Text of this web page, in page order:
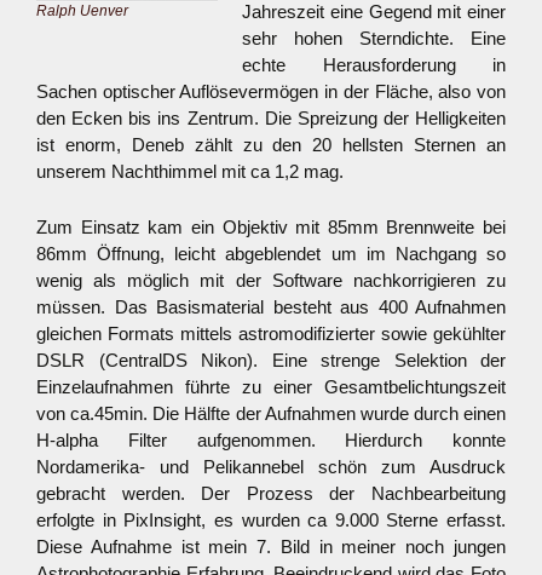
Ralph Uenver
Jahreszeit eine Gegend mit einer
sehr hohen Sterndichte. Eine
echte Herausforderung in
Sachen optischer Auflösevermögen in der Fläche, also von
den Ecken bis ins Zentrum. Die Spreizung der Helligkeiten
ist enorm, Deneb zählt zu den 20 hellsten Sternen an
unserem Nachthimmel mit ca 1,2 mag.
Zum Einsatz kam ein Objektiv mit 85mm Brennweite bei
86mm Öffnung, leicht abgeblendet um im Nachgang so
wenig als möglich mit der Software nachkorrigieren zu
müssen. Das Basismaterial besteht aus 400 Aufnahmen
gleichen Formats mittels astromodifizierter sowie gekühlter
DSLR (CentralDS Nikon). Eine strenge Selektion der
Einzelaufnahmen führte zu einer Gesamtbelichtungszeit
von ca.45min. Die Hälfte der Aufnahmen wurde durch einen
H-alpha Filter aufgenommen. Hierdurch konnte
Nordamerika- und Pelikannebel schön zum Ausdruck
gebracht werden. Der Prozess der Nachbearbeitung
erfolgte in PixInsight, es wurden ca 9.000 Sterne erfasst.
Diese Aufnahme ist mein 7. Bild in meiner noch jungen